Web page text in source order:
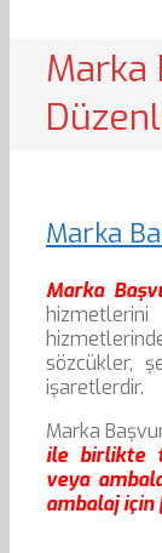
Marka
Marka
Marka
sözcükler,
işaretlerdir.
Marka
ile birlikte
veya
ambalaj için